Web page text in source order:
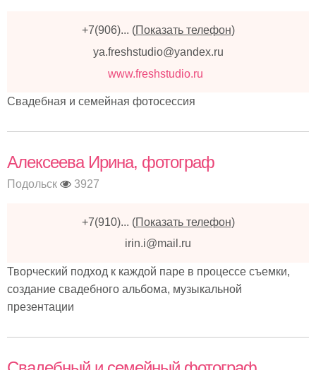
+7(906)... (Показать телефон)
ya.freshstudio@yandex.ru
www.freshstudio.ru
Свадебная и семейная фотосессия
Алексеева Ирина, фотограф
Подольск 3927
+7(910)... (Показать телефон)
irin.i@mail.ru
Творческий подход к каждой паре в процессе съемки,
создание свадебного альбома, музыкальной
презентации